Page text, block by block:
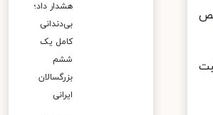
هشدار داد؛
بی‌دندانی
کامل یک
ششم
بزرگسالان
ایرانی